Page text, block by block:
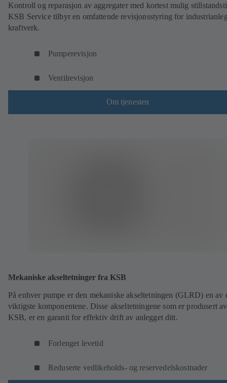
Kontroll og reparasjon av aggregater med kortest mulig
KSB Service tilbyr en omfattende revisjonsstyring for
kraftverk.
Pumperevisjon
Ventilrevisjon
Om tjenesten
Mekaniske akseltetninger fra KSB
På enhver pumpe er den mekaniske akseltetningen (GLRD) en av
viktigste komponentene. Disse akseltetningene som er produsert av
KSB, er en garanti for effektiv drift av anlegget ditt.
Forlenget levetid
Reduserte vedlikeholds- og reservedelskostnader